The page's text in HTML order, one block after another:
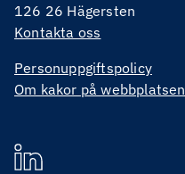
126 26 Hägersten
Kontakta oss
Personuppgiftspolicy
Om kakor på webbplatsen